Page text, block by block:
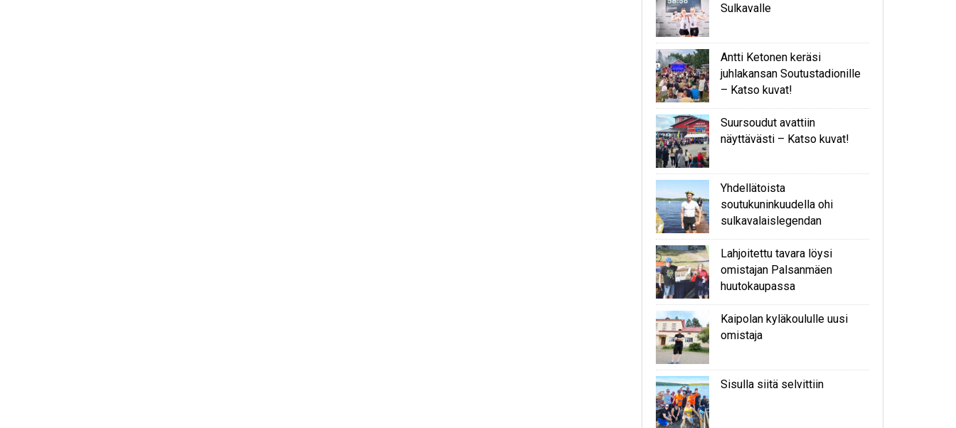
Sulkavalle
Antti Ketonen keräsi
juhlakansan Soutustadionille
– Katso kuvat!
Suursoudut avattiin
näyttävästi – Katso kuvat!
Yhdellätoista
soutukuninkuudella ohi
sulkavalaislegendan
Lahjoitettu tavara löysi
omistajan Palsanmäen
huutokaupassa
Kaipolan kyläkoululle uusi
omistaja
Sisulla siitä selvittiin